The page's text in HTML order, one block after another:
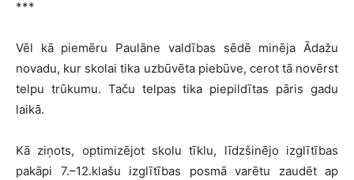
***
Vēl kā piemēru Paulāne valdības sēdē minēja Ādažu
novadu, kur skolai tika uzbūvēta piebūve, cerot tā novērst
telpu trūkumu. Taču telpas tika piepildītas pāris gadu
laikā.
Kā ziņots, optimizējot skolu tīklu, līdzšinējo izglītības
pakāpi 7.–12.klašu izglītības posmā varētu zaudēt ap